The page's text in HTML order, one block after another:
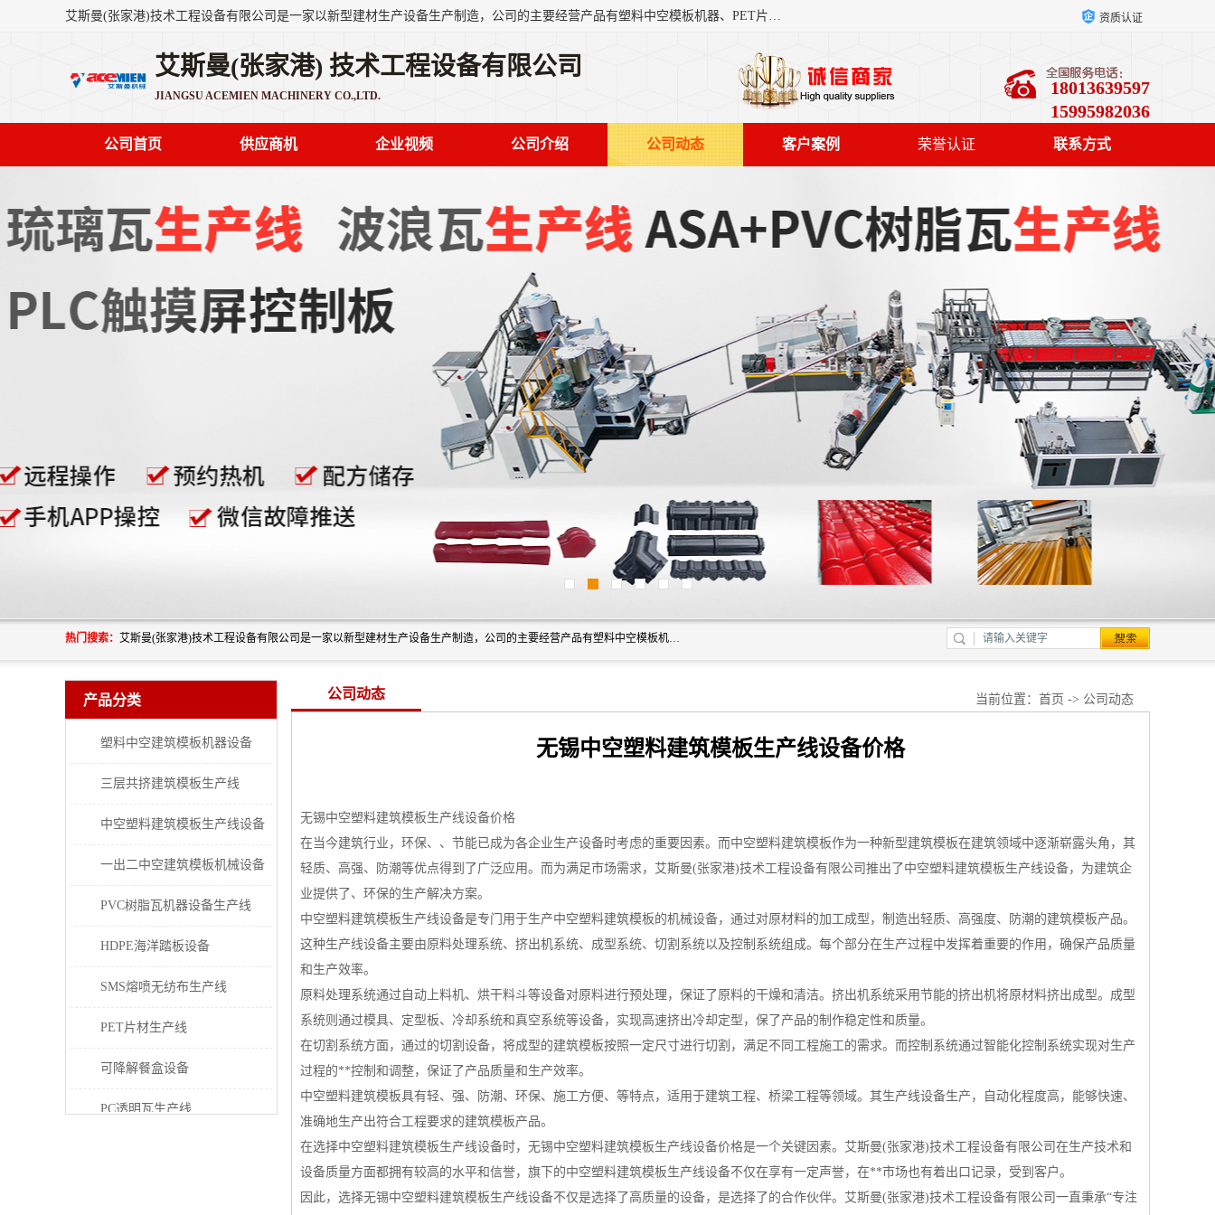
艾斯曼(张家港)技术工程设备有限公司是一家以新型建材生产设备生产制造，公司的主要经营产品有塑料中空模板机器、PET片材设备、可降解餐盒设备、树脂瓦设备、管材生产线、琉璃瓦设备等，艾斯曼机械在国内及国外享有较高盛誉拥有众多长期合作的老客户。 资质认证
艾斯曼(张家港) 技术工程设备有限公司
JIANGSU ACEMIEN MACHINERY CO.,LTD.
18013639597
15995982036
公司首页 供应商机 企业视频 公司介绍 公司动态 客户案例 荣誉认证 联系方式
热门搜索： 艾斯曼(张家港)技术工程设备有限公司是一家以新型建材生产设备生产制造，公司的主要经营产品有塑料中空模板机器、PET片材设备、可降解餐盒设备、树脂瓦设备、管材生产线、琉璃瓦设备等，艾斯曼机械在国内及国外享有较高盛誉拥有众多长期合作的老客户。
产品分类
塑料中空建筑模板机器设备
三层共挤建筑模板生产线
中空塑料建筑模板生产线设备
一出二中空建筑模板机械设备
PVC树脂瓦机器设备生产线
HDPE海洋踏板设备
SMS熔喷无纺布生产线
PET片材生产线
可降解餐盒设备
PC透明瓦生产线
公司动态 当前位置： 首页 -> 公司动态
无锡中空塑料建筑模板生产线设备价格
无锡中空塑料建筑模板生产线设备价格
在当今建筑行业，环保、、节能已成为各企业生产设备时考虑的重要因素。而中空塑料建筑模板作为一种新型建筑模板在建筑领域中逐渐崭露头角，其
轻质、高强、防潮等优点得到了广泛应用。而为满足市场需求，艾斯曼(张家港)技术工程设备有限公司推出了中空塑料建筑模板生产线设备，为建筑企
业提供了、环保的生产解决方案。
中空塑料建筑模板生产线设备是专门用于生产中空塑料建筑模板的机械设备，通过对原材料的加工成型，制造出轻质、高强度、防潮的建筑模板产品。
这种生产线设备主要由原料处理系统、挤出机系统、成型系统、切割系统以及控制系统组成。每个部分在生产过程中发挥着重要的作用，确保产品质量
和生产效率。
原料处理系统通过自动上料机、烘干料斗等设备对原料进行预处理，保证了原料的干燥和清洁。挤出机系统采用节能的挤出机将原材料挤出成型。成型
系统则通过模具、定型板、冷却系统和真空系统等设备，实现高速挤出冷却定型，保了产品的制作稳定性和质量。
在切割系统方面，通过的切割设备，将成型的建筑模板按照一定尺寸进行切割，满足不同工程施工的需求。而控制系统通过智能化控制系统实现对生产
过程的**控制和调整，保证了产品质量和生产效率。
中空塑料建筑模板具有轻、强、防潮、环保、施工方便、等特点，适用于建筑工程、桥梁工程等领域。其生产线设备生产，自动化程度高，能够快速、
准确地生产出符合工程要求的建筑模板产品。
在选择中空塑料建筑模板生产线设备时，无锡中空塑料建筑模板生产线设备价格是一个关键因素。艾斯曼(张家港)技术工程设备有限公司在生产技术和
设备质量方面都拥有较高的水平和信誉，旗下的中空塑料建筑模板生产线设备不仅在享有一定声誉，在**市场也有着出口记录，受到客户。
因此，选择无锡中空塑料建筑模板生产线设备不仅是选择了高质量的设备，是选择了的合作伙伴。艾斯曼(张家港)技术工程设备有限公司一直秉承“专注